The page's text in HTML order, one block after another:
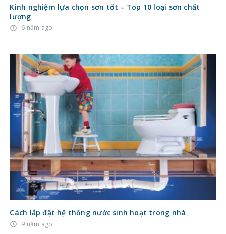
Kinh nghiệm lựa chọn sơn tốt – Top 10 loại sơn chất
lượng
access_time 6 năm ago
Cách lắp đặt hệ thống nước sinh hoạt trong nhà
access_time 9 năm ago